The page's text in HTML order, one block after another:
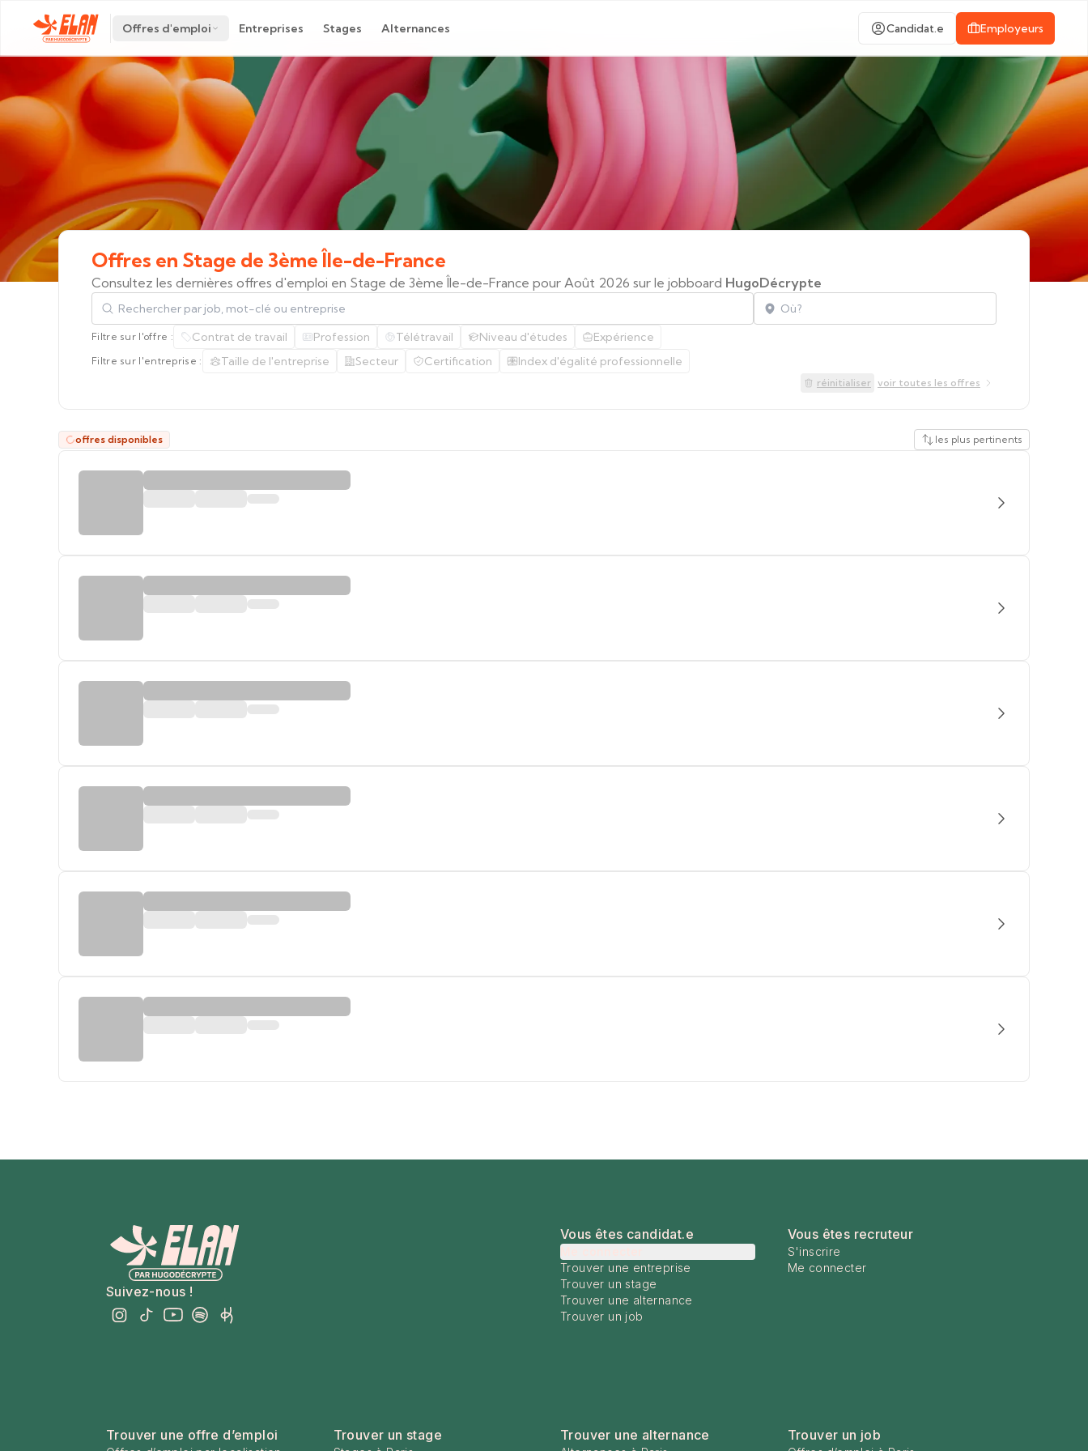
Offres d'emploi Entreprises Stages Alternances Candidat.e Employeurs
Offres en Stage de 3ème Île-de-France
Consultez les dernières offres d'emploi en Stage de 3ème Île-de-France pour Août 2026 sur le jobboard HugoDécrypte
Rechercher par job, mot-clé ou entreprise Localisation
Filtre sur l'offre : Contrat de travail Profession Télétravail Niveau d'études Expérience
Filtre sur l'entreprise : Taille de l'entreprise Secteur Certification Index d'égalité professionnelle
réinitialiser voir toutes les offres
offres disponibles les plus pertinents
Suivez-nous !
Vous êtes candidat.e
Trouver une entreprise
Trouver un stage
Trouver une alternance
Trouver un job
Vous êtes recruteur
S'inscrire
Me connecter
Trouver une offre d’emploi Trouver un stage Trouver une alternance Trouver un job